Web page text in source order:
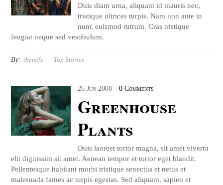
Duis diam urna, aliquam id mauris nec,
tristique ultrices turpis. Nam non ante in
nunc euismod rutrum. Cras tristique
feugiat neque sed vestibulum.
By: themify Top Stories
26 Jun 2008 0 Comments
Greenhouse
Plants
Duis laoreet tortor magna, sit amet viverra
elit dignissim sit amet. Aenean tempor et tortor eget blandit.
Pellentesque habitant morbi tristique senectus et netus et
malesuada fames ac turpis egestas. Sed aliquam, sapien et